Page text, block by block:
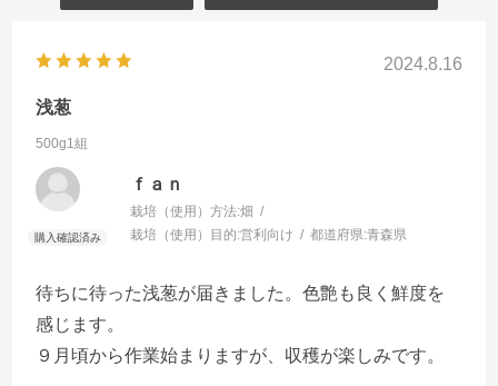
2024.8.16
浅葱
500g1組
ｆａｎ
栽培（使用）方法:畑
栽培（使用）目的:営利向け 都道府県:青森県
待ちに待った浅葱が届きました。色艶も良く鮮度を
感じます。
９月頃から作業始まりますが、収穫が楽しみです。